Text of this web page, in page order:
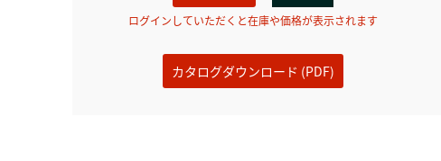
ログインしていただくと在庫や価格が表示されます
カタログダウンロード (PDF)